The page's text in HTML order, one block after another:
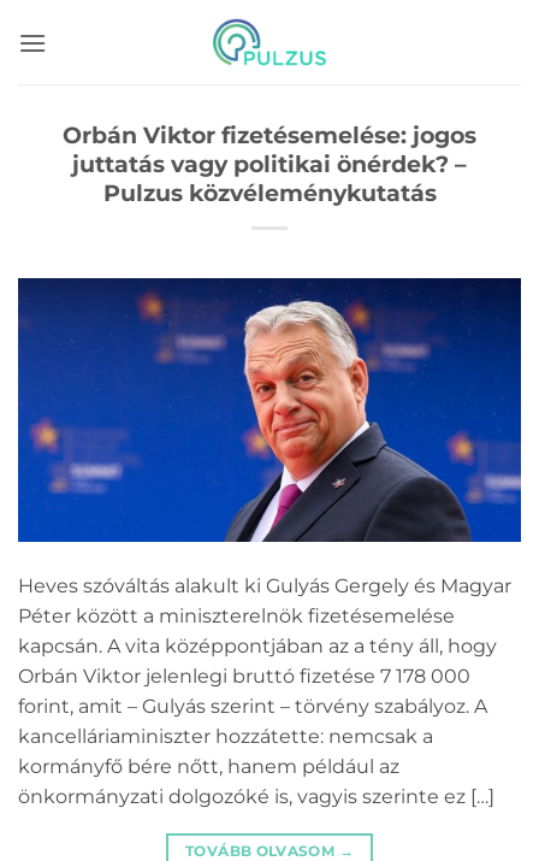
Orbán Viktor fizetésemelése: jogos
juttatás vagy politikai önérdek? –
Pulzus közvéleménykutatás
Heves szóváltás alakult ki Gulyás Gergely és Magyar
Péter között a miniszterelnök fizetésemelése
kapcsán. A vita középpontjában az a tény áll, hogy
Orbán Viktor jelenlegi bruttó fizetése 7 178 000
forint, amit – Gulyás szerint – törvény szabályoz. A
kancelláriaminiszter hozzátette: nemcsak a
kormányfő bére nőtt, hanem például az
önkormányzati dolgozóké is, vagyis szerinte ez […]
TOVÁBB OLVASOM →